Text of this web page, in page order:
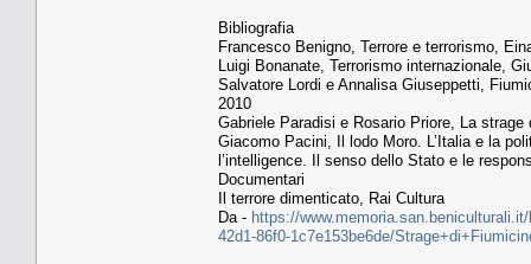
Bibliografia
Francesco Benigno, Terrore e terrorismo,
Luigi Bonanate, Terrorismo internazionale,
Salvatore Lordi e Annalisa Giuseppetti,
2010
Gabriele Paradisi e Rosario Priore, La
Giacomo Pacini, Il lodo Moro. L’Italia e la
l’intelligence. Il senso dello Stato e le
Documentari
Il terrore dimenticato, Rai Cultura
Da - https://
42d1-86f0-1c7e153be6de/